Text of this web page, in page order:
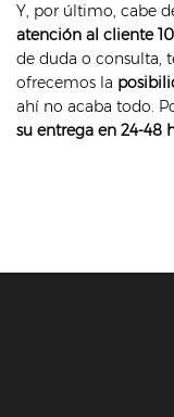
Y, por último, cabe
atención al cliente
de duda o consulta,
ofrecemos la
ahí no acaba todo.
su entrega en 24-48